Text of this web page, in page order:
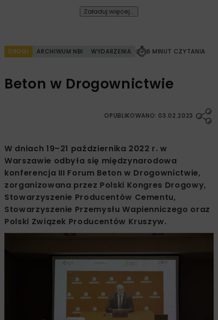
Załaduj więcej...
DROGI ARCHIWUM NBI WYDARZENIA 6 MINUT CZYTANIA
Beton w Drogownictwie
OPUBLIKOWANO: 03.02.2023
W dniach 19–21 października 2022 r. w
Warszawie odbyła się międzynarodowa
konferencja III Forum Beton w Drogownictwie,
zorganizowana przez Polski Kongres Drogowy,
Stowarzyszenie Producentów Cementu,
Stowarzyszenie Przemysłu Wapienniczego oraz
Polski Związek Producentów Kruszyw.